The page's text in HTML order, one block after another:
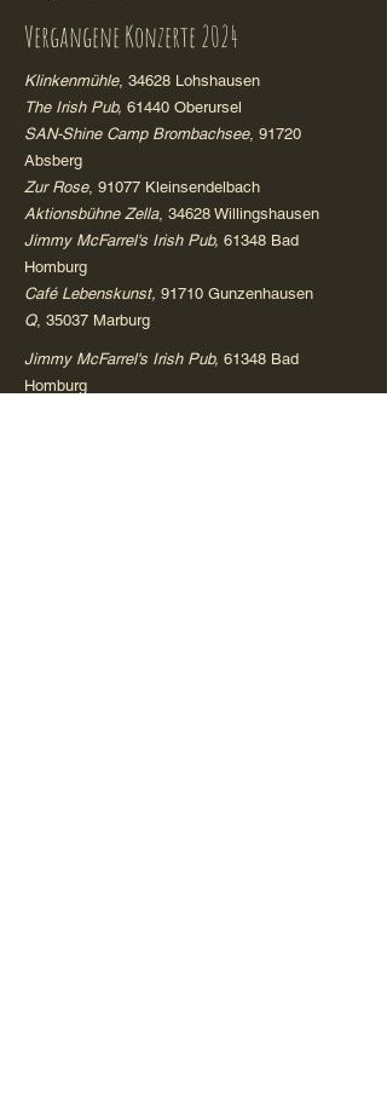
Vergangene Konzerte 2024
Klinkenmühle, 34628 Lohshausen
The Irish Pub, 61440 Oberursel
SAN-Shine Camp Brombachsee, 91720
Absberg
Zur Rose, 91077 Kleinsendelbach
Aktionsbühne Zella, 34628 Willingshausen
Jimmy McFarrel's Irish Pub, 61348 Bad
Homburg
Café Lebenskunst, 91710 Gunzenhausen
Q, 35037 Marburg
Jimmy McFarrel's Irish Pub, 61348 Bad
Homburg